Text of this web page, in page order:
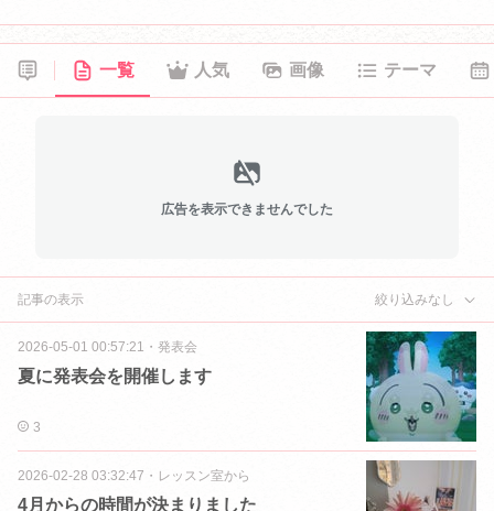
一覧 人気 画像 テーマ
広告を表示できませんでした
記事の表示 絞り込みなし
2026-05-01 00:57:21 ・ 発表会
夏に発表会を開催します
3
2026-02-28 03:32:47 ・ レッスン室から
4月からの時間が決まりました